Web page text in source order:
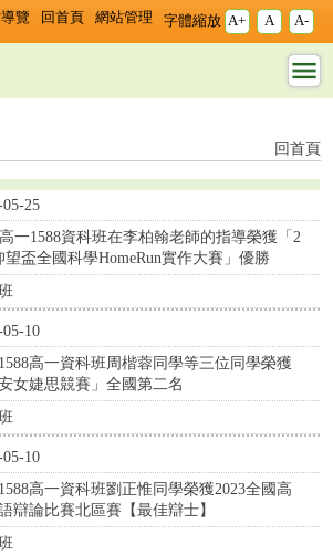
覽 回首頁 網站管理 字體縮放 A+ A A-
班 - 國立臺灣師範大學
回首頁
05-25
一1588資科班在李柏翰老師的指導榮獲「2
望盃全國科學HomeRun實作大賽」優勝
05-10
高一資科班周楷蓉同學等三位同學榮獲
安女婕思競賽」全國第二名
05-10
高一資科班劉正惟同學榮獲2023全國高
辯論比賽北區賽【最佳辯士】